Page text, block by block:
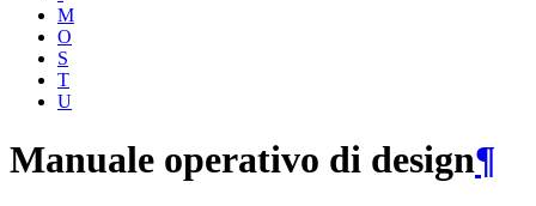
M
O
S
T
U
Manuale operativo di design¶